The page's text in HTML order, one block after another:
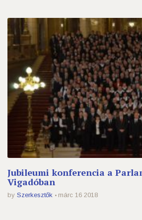
Jubileumi konferencia a
Vigadóban
by Szerkesztők márc 16 2018